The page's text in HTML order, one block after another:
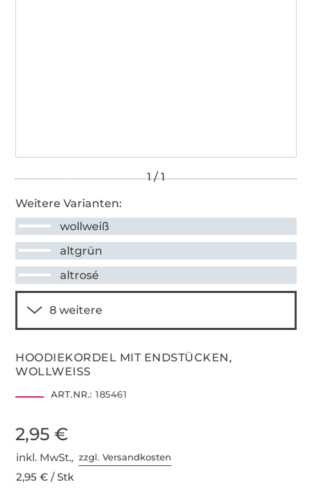
Weitere Varianten:
wollweiß
altgrün
altrosé
HOODIEKORDEL MIT ENDSTÜCKEN,
WOLLWEISS
ART.NR.: 185461
2,95 €
inkl. MwSt.,zzgl. Versandkosten
2,95 € / Stk